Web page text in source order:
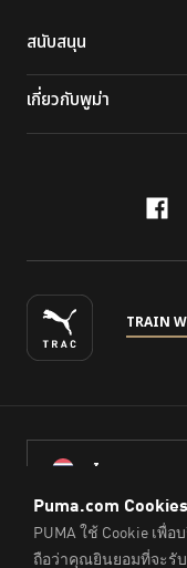
สนับสนุน
เกี่ยวกับพูม่า
TRAIN
ไทย
© PUMA Sports